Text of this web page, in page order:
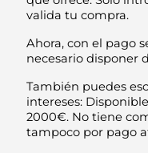
valida tu compra.
Ahora, con el pago
necesario disponer
También puedes
intereses:
2000€. No tiene
tampoco por pago